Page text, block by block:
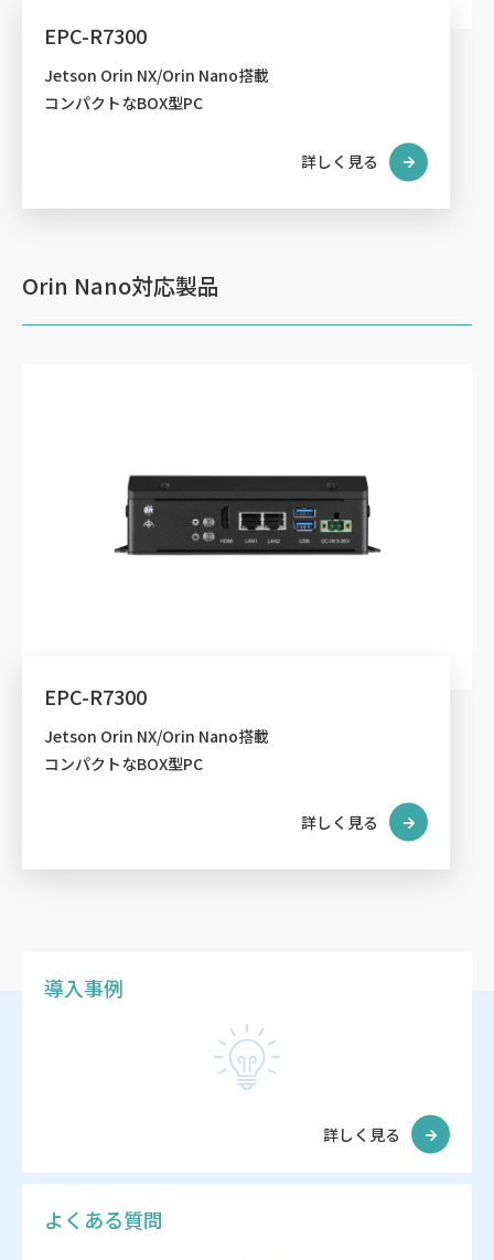
EPC-R7300
Jetson Orin NX/Orin Nano搭載
コンパクトなBOX型PC
詳しく見る
Orin Nano対応製品
EPC-R7300
Jetson Orin NX/Orin Nano搭載
コンパクトなBOX型PC
詳しく見る
導入事例
詳しく見る
よくある質問